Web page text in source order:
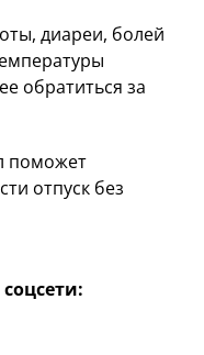
диареи, болей
обратиться за
поможет
отпуск без